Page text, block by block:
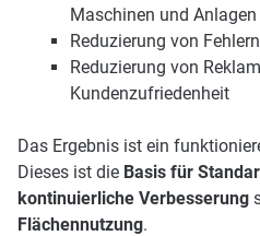
Maschinen und Anlagen
Reduzierung von
Reduzierung von
Kundenzufriedenheit
Das Ergebnis ist ein
Dieses ist die Basis für
kontinuierliche Verbesserung
Flächennutzung.